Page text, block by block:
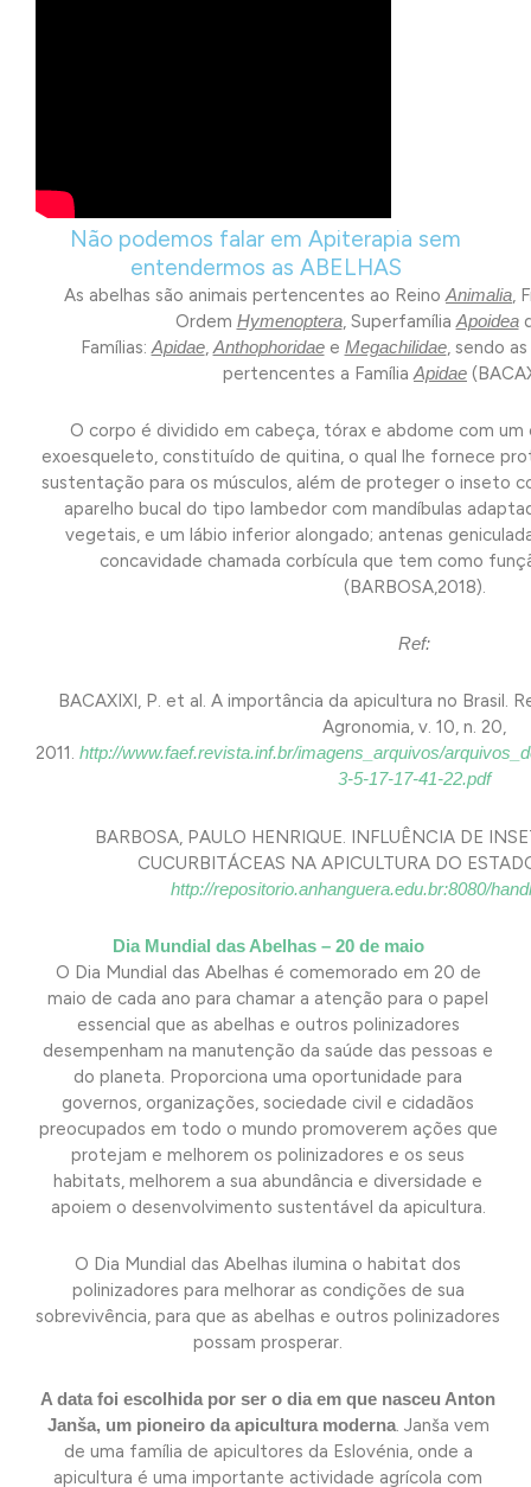
Não podemos falar em Apiterapia sem
entendermos as ABELHAS
As abelhas são animais pertencentes ao ReinoAnimalia,
Ordem Hymenoptera, SuperfamíliaApoidea
Famílias:Apidae,Anthophoridaee Megachilidae, sendo
pertencentes a FamíliaApidae
O corpo é dividido em cabeça, tórax e abdome com
exoesqueleto, constituído de quitina, o qual lhe fornece
sustentação para os músculos, além de proteger o inseto
aparelho bucal do tipo lambedor com mandíbulas
vegetais, e um lábio inferior alongado; antenas
concavidade chamada corbícula que tem como
(BARBOSA,2018).
Ref:
BACAXIXI, P. et al. A importância da apicultura no Brasil.
Agronomia, v. 10, n. 20,
2011. http://www.faef.revista.inf.br/imagens_arquivos/
3-5-17-17-41-22.pdf
BARBOSA, PAULO HENRIQUE. INFLUÊNCIA DE
CUCURBITÁCEAS NA APICULTURA DO
http://repositorio.anhanguera.edu.br:8080/
Dia Mundial das Abelhas – 20 de maio
O Dia Mundial das Abelhas é comemorado em 20 de
maio de cada ano para chamar a atenção para o papel
essencial que as abelhas e outros polinizadores
desempenham na manutenção da saúde das pessoas e
do planeta. Proporciona uma oportunidade para
governos, organizações, sociedade civil e cidadãos
preocupados em todo o mundo promoverem ações que
protejam e melhorem os polinizadores e os seus
habitats, melhorem a sua abundância e diversidade e
apoiem o desenvolvimento sustentável da apicultura.
O Dia Mundial das Abelhas ilumina o habitat dos
polinizadores para melhorar as condições de sua
sobrevivência, para que as abelhas e outros polinizadores
possam prosperar.
A data foi escolhida por ser o dia em que nasceu Anton
Janša, um pioneiro da apicultura moderna. Janša vem
de uma família de apicultores da Eslovénia, onde a
apicultura é uma importante actividade agrícola com